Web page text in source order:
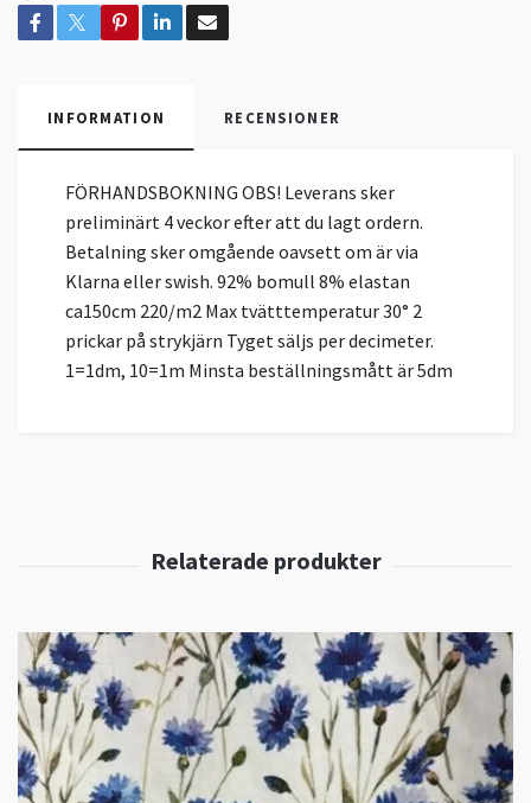
INFORMATION RECENSIONER
FÖRHANDSBOKNING OBS! Leverans sker
preliminärt 4 veckor efter att du lagt ordern.
Betalning sker omgående oavsett om är via
Klarna eller swish. 92% bomull 8% elastan
ca150cm 220/m2 Max tvätttemperatur 30° 2
prickar på strykjärn Tyget säljs per decimeter.
1=1dm, 10=1m Minsta beställningsmått är 5dm